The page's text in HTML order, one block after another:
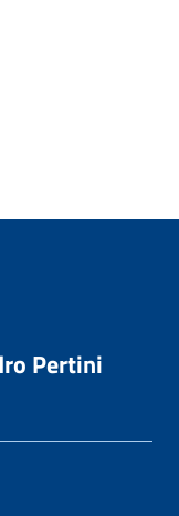
Pertini